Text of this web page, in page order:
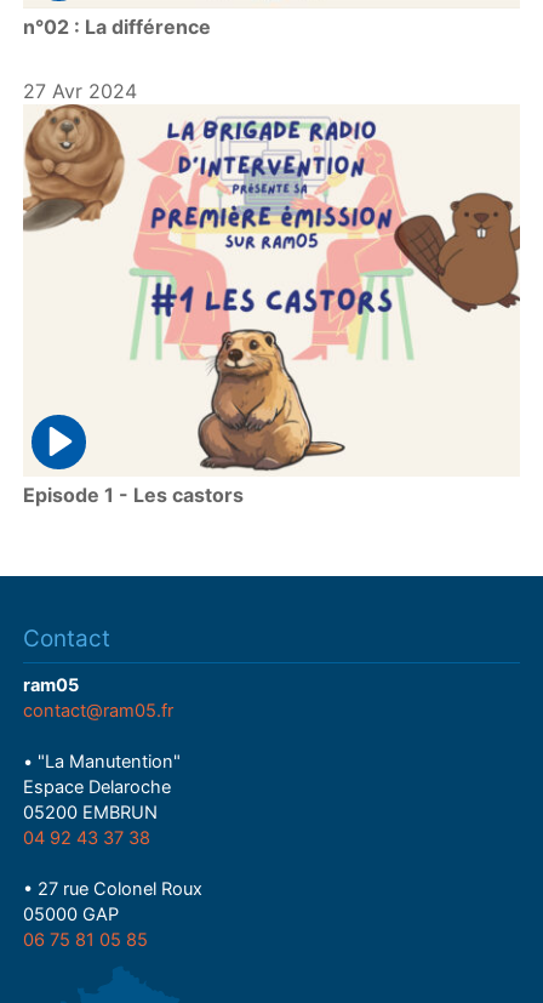
l
y
n°02 : La différence
27 Avr 2024
P
l
Episode 1 - Les castors
Contact
ram05
contact@ram05.fr
• "La Manutention"
Espace Delaroche
05200 EMBRUN
04 92 43 37 38
• 27 rue Colonel Roux
05000 GAP
06 75 81 05 85